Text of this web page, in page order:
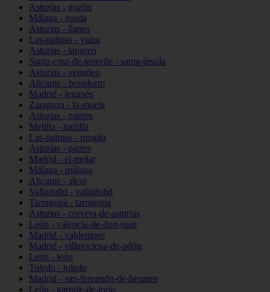
Asturias - gozón
Málaga - ronda
Asturias - llanes
Las-palmas - yaiza
Asturias - langreo
Santa-cruz-de-tenerife - santa-úrsula
Asturias - vegadeo
Alicante - benidorm
Madrid - leganés
Zaragoza - la-muela
Asturias - mieres
Melilla - melilla
Las-palmas - mogán
Asturias - parres
Madrid - el-molar
Málaga - málaga
Alicante - alcoi
Valladolid - valladolid
Tarragona - tarragona
Asturias - corvera-de-asturias
León - valencia-de-don-juan
Madrid - valdemoro
Madrid - villaviciosa-de-odón
León - león
Toledo - toledo
Madrid - san-fernando-de-henares
León - garrafe-de-torío